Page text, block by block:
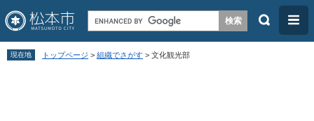
ペ
メ
検
メ
ニ
現在地 トップページ > 組織でさがす > 文化観光部